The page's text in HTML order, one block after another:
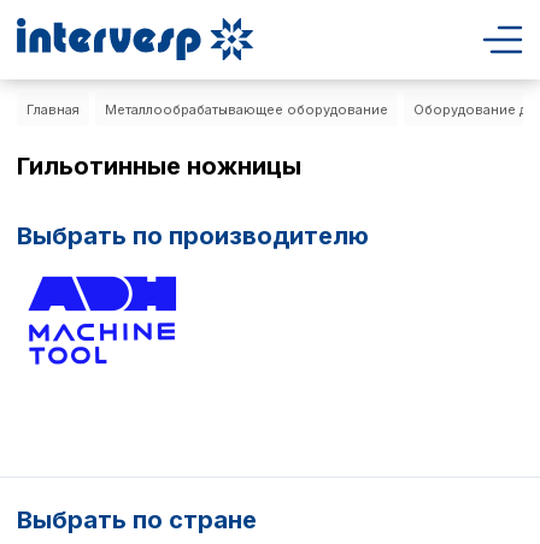
Главная Металлообрабатывающее оборудование Оборудование
Гильотинные ножницы
Выбрать по производителю
Выбрать по стране